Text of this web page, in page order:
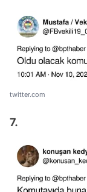
twitter.com
7.